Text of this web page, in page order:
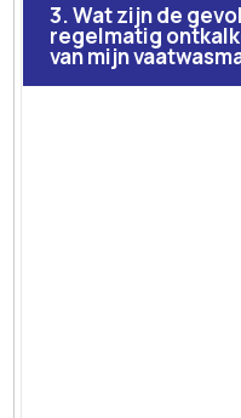
3. Wat zijn de
regelmatig
van mijn